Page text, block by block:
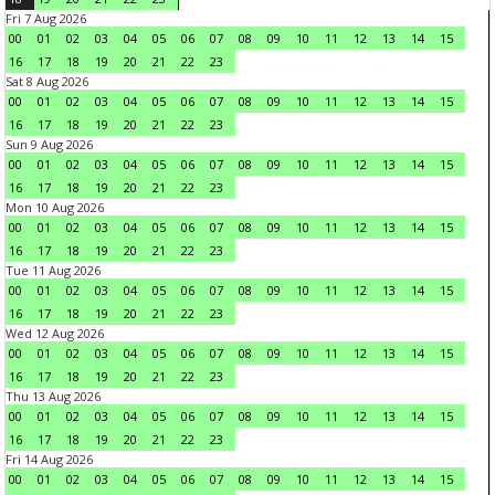
Fri 7 Aug 2026
00
01 02 03 04 05 06 07 08 09 10 11 12 13 14
15
16
17 18 19 20 21 22
23
Sat 8 Aug 2026
00
01 02 03 04 05 06 07 08 09 10 11 12 13 14
15
16
17 18 19 20 21 22
23
Sun 9 Aug 2026
00
01 02 03 04 05 06 07 08 09 10 11 12 13 14
15
16
17 18 19 20 21 22
23
Mon 10 Aug 2026
00
01 02 03 04 05 06 07 08 09 10 11 12 13 14
15
16
17 18 19 20 21 22
23
Tue 11 Aug 2026
00
01 02 03 04 05 06 07 08 09 10 11 12 13 14
15
16
17 18 19 20 21 22
23
Wed 12 Aug 2026
00
01 02 03 04 05 06 07 08 09 10 11 12 13 14
15
16
17 18 19 20 21 22
23
Thu 13 Aug 2026
00
01 02 03 04 05 06 07 08 09 10 11 12 13 14
15
16
17 18 19 20 21 22
23
Fri 14 Aug 2026
00
01 02 03 04 05 06 07 08 09 10 11 12 13 14
15